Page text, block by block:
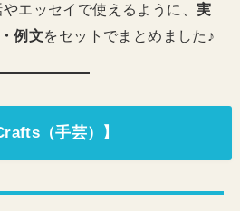
エッセイで使えるように、実
例文をセットでまとめました♪
（手芸）】